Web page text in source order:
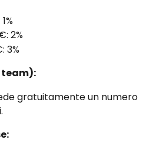
2%
3%
gratuitamente un numero